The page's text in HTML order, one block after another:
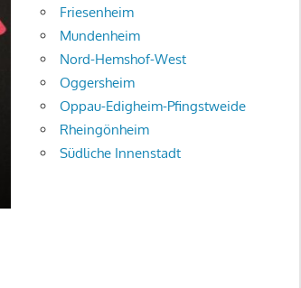
Friesenheim
Mundenheim
Nord-Hemshof-West
Oggersheim
Oppau-Edigheim-Pfingstweide
Rheingönheim
Südliche Innenstadt